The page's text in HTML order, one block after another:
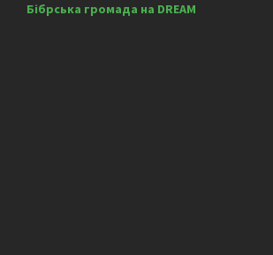
Бібрська громада на DREAM